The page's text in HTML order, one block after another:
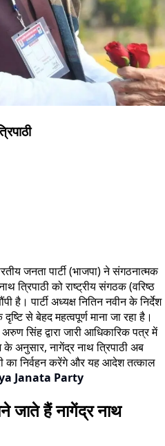
जनता पार्टी (भाजपा) ने संगठनात्मक
त्रिपाठी को राष्ट्रीय संगठक (वरिष्ठ
है। पार्टी अध्यक्ष नितिन नवीन के निर्देश
से बेहद महत्वपूर्ण माना जा रहा है।
सिंह द्वारा जारी आधिकारिक पत्र में
के अनुसार, नागेंद्र नाथ त्रिपाठी अब
का निर्वहन करेंगे और यह आदेश तत्काल
Janata Party
हैं नागेंद्र नाथ